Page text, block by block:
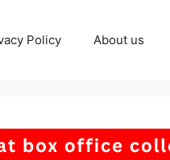
Policy About us